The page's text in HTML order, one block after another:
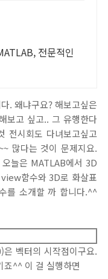
전문적인
. 왜냐구요? 해보고싶은
보고 싶고.. 그 유행한다
전시회도 다녀보고싶고
많다는 것이 문제지요.
늘은 MATLAB에서 3D
함수와 3D로 화살표
를 소개할 까 합니다.^^
벡터의 시작점이구요.
죠^^ 이 걸 실행하면